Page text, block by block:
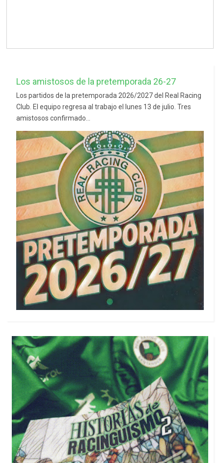
Los amistosos de la pretemporada 26-27
Los partidos de la pretemporada 2026/2027 del Real Racing
Club. El equipo regresa al trabajo el lunes 13 de julio. Tres
amistosos confirmado...